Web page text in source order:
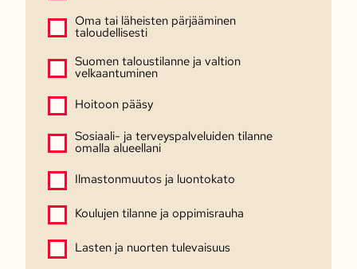
Oma tai läheisten pärjääminen
taloudellisesti
Suomen taloustilanne ja valtion
velkaantuminen
Hoitoon pääsy
Sosiaali- ja terveyspalveluiden tilanne
omalla alueellani
Ilmastonmuutos ja luontokato
Koulujen tilanne ja oppimisrauha
Lasten ja nuorten tulevaisuus